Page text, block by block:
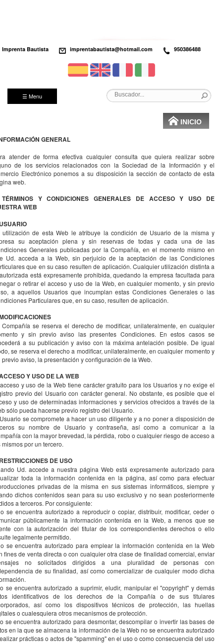
Imprenta Bautista imprentabautista@hotmail.com 950386488
☰ Menu
INICIO
GENERAL
atender de forma efectiva cualquier consulta que quiera realizar sobre
de los servicios relacionados con la Sociedad de la Información y el
Electrónico ponemos a su disposición la sección de contacto de esta
web.
Y CONDICIONES GENERALES DE ACCESO Y USO DE
WEB
utilización de esta Web le atribuye la condición de Usuario de la misma y
su aceptación plena y sin reservas de todas y cada una de las
Generales publicadas por la Compañía, en el momento mismo en
Ud. acceda a la Web, sin perjuicio de la aceptación de las Condiciones
que en su caso resulten de aplicación. Cualquier utilización distinta a
está expresamente prohibida, quedando la empresa facultada para
o retirar el acceso y uso de la Web, en cualquier momento, y sin previo
a aquellos Usuarios que incumplan estas Condiciones Generales o las
Particulares que, en su caso, resulten de aplicación.
se reserva el derecho de modificar, unilateralmente, en cualquier
y sin previo aviso las presentes Condiciones. En estos casos se
a su publicación y aviso con la máxima antelación posible. De igual
se reserva el derecho a modificar, unilateralmente, en cualquier momento y
previo aviso, la presentación y configuración de la Web.
Y USO DE LA WEB
y uso de la Web tiene carácter gratuito para los Usuarios y no exige el
previo del Usuario con carácter general. No obstante, es posible que el
y uso de determinadas informaciones y servicios ofrecidos a través de la
sólo pueda hacerse previo registro del Usuario.
se compromete a hacer un uso diligente y a no poner a disposición de
su nombre de Usuario y contraseña, así como a comunicar a la
con la mayor brevedad, la pérdida, robo o cualquier riesgo de acceso a
mismos por un tercero.
DE USO
Ud. accede a nuestra página Web está expresamente autorizado para
toda la información contenida en la página, así como para efectuar
privadas de la misma en sus sistemas informáticos, siempre y
dichos contenidos sean para su uso exclusivo y no sean posteriormente
a terceros. Por consiguiente:
se encuentra autorizado a reproducir o copiar, distribuir, modificar, ceder o
públicamente la información contenida en la Web, a menos que se
con la autorización del titular de los correspondientes derechos o ello
legalmente permitido.
se encuentra autorizado para emplear la información contenida en la Web
fines de venta directa o con cualquier otra clase de finalidad comercial, enviar
no solicitados dirigidos a una pluralidad de personas con
de su finalidad, así como comercializar de cualquier modo dicha
se encuentra autorizado a suprimir, eludir, manipular el "copyright" y demás
identificativos de los derechos de la Compañía o de sus titulares
así como los dispositivos técnicos de protección, las huellas
o cualesquiera otros mecanismos de protección.
se encuentra autorizado para desmontar, descompilar o invertir las bases de
en la que se almacena la información de la Web no se encuentra autorizado
prácticas o actos de "spamming" en el uso o como consecuencia del uso